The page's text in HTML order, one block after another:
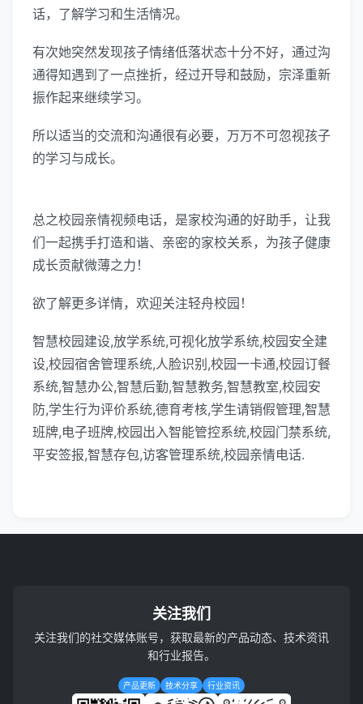
话，了解学习和生活情况。
有次她突然发现孩子情绪低落状态十分不好，通过沟
通得知遇到了一点挫折，经过开导和鼓励，宗泽重新
振作起来继续学习。
所以适当的交流和沟通很有必要，万万不可忽视孩子
的学习与成长。
总之校园亲情视频电话，是家校沟通的好助手，让我
们一起携手打造和谐、亲密的家校关系，为孩子健康
成长贡献微薄之力！
欲了解更多详情，欢迎关注轻舟校园！
智慧校园建设,放学系统,可视化放学系统,校园安全建
设,校园宿舍管理系统,人脸识别,校园一卡通,校园订餐
系统,智慧办公,智慧后勤,智慧教务,智慧教室,校园安
防,学生行为评价系统,德育考核,学生请销假管理,智慧
班牌,电子班牌,校园出入智能管控系统,校园门禁系统,
平安签报,智慧存包,访客管理系统,校园亲情电话.
关注我们
关注我们的社交媒体账号，获取最新的产品动态、技术资讯
和行业报告。
产品更新 技术分享 行业资讯